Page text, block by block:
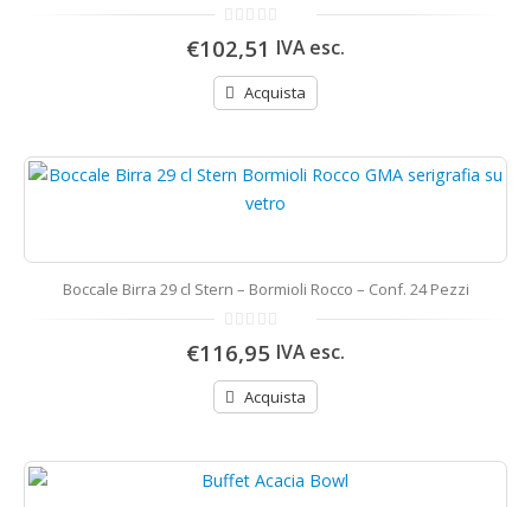
0
di
€102,51 IVA esc.
Acquista
Boccale Birra 29 cl Stern – Bormioli Rocco – Conf. 24 Pezzi
0
di
€116,95 IVA esc.
Acquista